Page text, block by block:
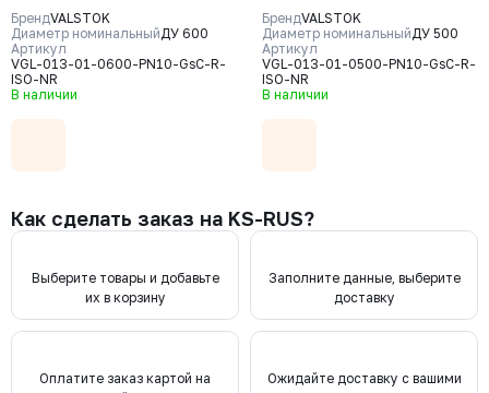
серия VGL, DN 0600, PN10, редуктор
(ISO-фланец), выдвижной шток,
корпус GJS-400-15 (GGG40) нож
AISI304, уплотнение Natural Rubber
БрендVALSTOK
Диаметр номинальныйДУ 600
Артикул
VGL-013-01-0600-PN10-GsC-R-
ISO-NR
В наличии
серия VGL, DN 0500, PN10,
(ISO-фланец) выдвижной шток,
корпус GJS-400-15 (GGG40) нож
AISI304, уплотнение Natural
БрендVALSTOK
Диаметр номинальныйДУ 500
Артикул
VGL-013-01-0500-PN10-GsC-R-
ISO-NR
В наличии
Как сделать заказ на KS-RUS?
Выберите товары и добавьте
их в корзину
Заполните данные, выберите
доставку
Оплатите заказ картой на
Ожидайте доставку с вашими